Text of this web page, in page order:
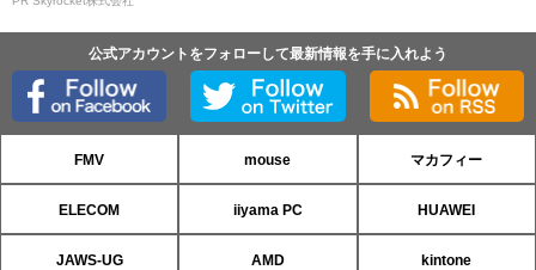
公式アカウントをフォローして最新情報を手に入れよう
FMV mouse マカフィー
ELECOM iiyama PC HUAWEI
JAWS-UG AMD kintone